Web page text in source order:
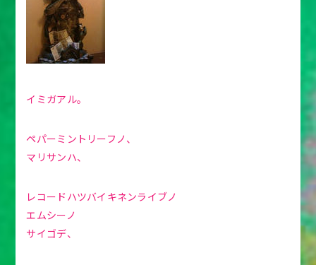
イミガアル。
ペパーミントリーフノ、
マリサンハ、
レコードハツバイキネンライブノ
エムシーノ
サイゴデ、